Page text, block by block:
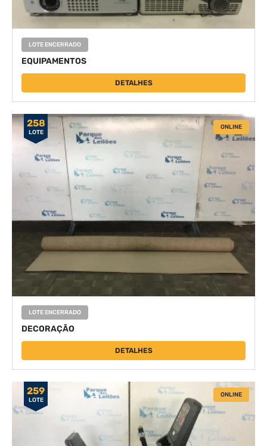
LOTE ENCERRADO
EQUIPAMENTOS
DETALHES
258
LOTE
ONLINE
LOTE ENCERRADO
DECORAÇÃO
DETALHES
259
LOTE
ONLINE